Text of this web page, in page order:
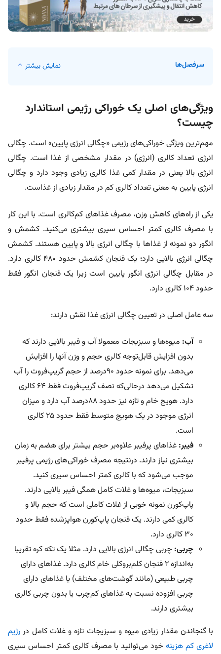
سرفصل‌ها نمایش بیشتر
ویژگی‌های اصلی یک خوراکی رژیمی استاندارد
چیست؟
مهم‌ترین ویژگی خوراکی‌های رژیمی «چگالی انرژی پایین» است. چگالی
انرژی تعداد کالری (انرژی) در مقدار مشخصی از غذا است. چگالی
انرژی بالا یعنی در مقدار کمی غذا کالری زیادی وجود دارد و چگالی
انرژی پایین به معنی تعداد کالری کم در مقدار زیادی از غذاست.
یکی از راه‌های کاهش وزن، مصرف غذاهای کم‌کالری است. با این کار
با مصرف کالری کمتر احساس سیری بیشتری می‌کنید. کشمش و
انگور دو نمونه از غذاها با چگالی انرژی بالا و پایین هستند. کشمش
چگالی انرژی بالایی دارد؛ یک فنجان کشمش حدود ۴۸۰ کالری دارد.
در مقابل چگالی انرژی انگور پایین است زیرا یک فنجان انگور فقط
حدود ۱۰۴ کالری دارد.
سه عامل اصلی در تعیین چگالی انرژی غذا نقش دارند:
آب: میوه‌ها و سبزیجات معمولا آب و فیبر بالایی دارند که
بدون افزایش قابل‌توجه کالری حجم و وزن آنها را افزایش
می‌دهد. برای نمونه حدود ۹۰درصد از حجم گریپ‌فروت را آب
تشکیل می‌دهد درحالی‌که نصف گریپ‌فروت فقط ۶۴ کالری
دارد. هویج خام و تازه نیز حدود ۸۸درصد آب دارد و میزان
انرژی موجود در یک هویج متوسط ​​فقط حدود ۲۵ کالری
است.
فیبر: غذاهای پرفیبر علاوه‌بر حجم بیشتر برای هضم به زمان
بیشتری نیاز دارند. درنتیجه مصرف خوراکی‌های رژیمی پرفیبر
موجب می‌شود که با کالری کمتر احساس سیری کنید.
سبزیجات، میوه‌ها و غلات کامل همگی فیبر بالایی دارند.
پاپ‌کورن نمونه خوبی از غلات کاملی است که حجم بالا و
کالری کمی دارند. یک فنجان پاپ‌کورن هواپز‌شده فقط حدود
۳۰ کالری دارد.
چربی: چربی چگالی انرژی بالایی دارد. مثلا یک تکه کره تقریبا
به‌اندازه ۲ فنجان کلم‌بروکلی خام کالری دارد. غذاهای دارای
چربی طبیعی (مانند گوشت‌های مختلف) یا غذاهای دارای
چربی افزوده نسبت به غذاهای کم‌چرب یا بدون چربی کالری
بیشتری دارند.
با گنجاندن مقدار زیادی میوه و سبزیجات تازه و غلات کامل در رژیم
لاغری کم هزینهخود می‌توانید با مصرف کالری کمتر احساس سیری